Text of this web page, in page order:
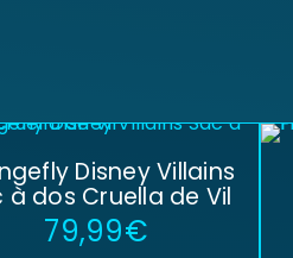
Disney Villains
à dos Cruella de Vil
79,99€